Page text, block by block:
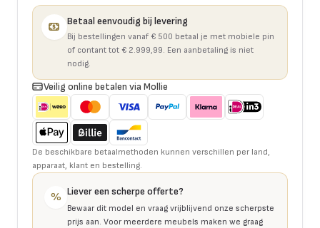
Betaal eenvoudig bij levering
Bij bestellingen vanaf € 500 betaal je met mobiele pin
of contant tot € 2.999,99. Een aanbetaling is niet
nodig.
Veilig online betalen via Mollie
De beschikbare betaalmethoden kunnen verschillen per land,
apparaat, klant en bestelling.
% Liever een scherpe offerte?
Bewaar dit model en vraag vrijblijvend onze scherpste
prijs aan. Voor meerdere meubels maken we graag